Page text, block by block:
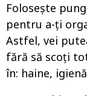
Folosește
pentru a-ți
Astfel, vei
fără să scoți
în: haine,